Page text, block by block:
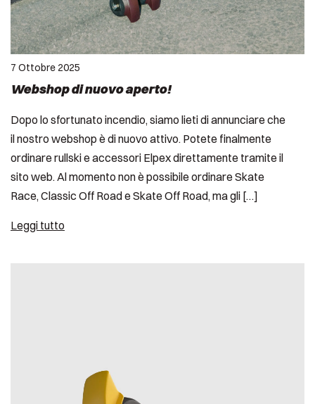
7 Ottobre 2025
Webshop di nuovo aperto!
Dopo lo sfortunato incendio, siamo lieti di annunciare che
il nostro webshop è di nuovo attivo. Potete finalmente
ordinare rullski e accessori Elpex direttamente tramite il
sito web. Al momento non è possibile ordinare Skate
Race, Classic Off Road e Skate Off Road, ma gli […]
Leggi tutto